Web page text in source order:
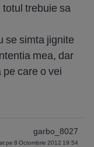
trebuie sa
se simta jignite
mea, dar
care o vei
garbo_8027
pe 8 Octombrie 2012 19:54